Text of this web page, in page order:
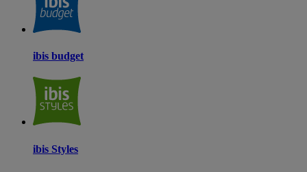
ibis budget
ibis Styles